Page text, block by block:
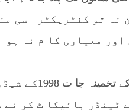
نہ تو کنٹریکٹر اسی
اور معیاری کا م نہ
2003 ء میں
ٹینڈر بائیکا ٹ کر